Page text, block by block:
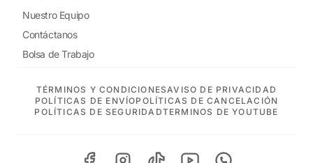
Nuestro Equipo
Contáctanos
Bolsa de Trabajo
TÉRMINOS Y CONDICIONESAVISO DE PRIVACIDAD
POLÍTICAS DE ENVÍOPOLÍTICAS DE CANCELACIÓN
POLÍTICAS DE SEGURIDADTERMINOS DE YOUTUBE